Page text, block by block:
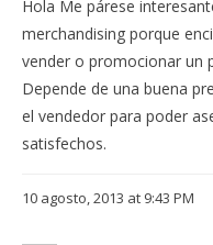
Hola Me párese
merchandising porque
vender o promocionar un
Depende de una buena
el vendedor para poder
satisfechos.
10 agosto, 2013 at 9:43 PM